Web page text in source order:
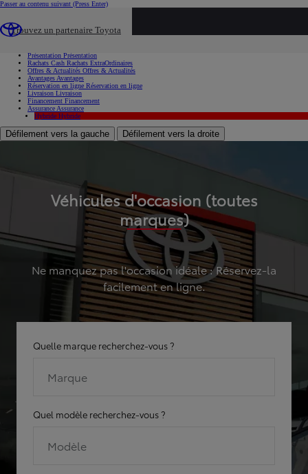
Passer au contenu suivant (Press Enter)
Trouvez un partenaire Toyota
Présentation Présentation
Rachats Cash Rachats ExtraOrdinaires
Offres & Actualités Offres & Actualités
Avantages Avantages
Réservation en ligne Réservation en ligne
Livraison Livraison
Financement Financement
Assurance Assurance
Hybride Hybride
Défilement vers la gauche Défilement vers la droite
Véhicules d'occasion (toutes
marques)
Ne manquez pas l'occasion idéale : Réservez-la
facilement en ligne.
Quelle marque recherchez-vous ?
Marque
Quel modèle recherchez-vous ?
Modèle